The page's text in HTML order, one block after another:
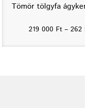
Tömör tölgyfa
219 000 Ft – 262